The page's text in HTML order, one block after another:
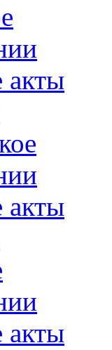
акты
акты
акты